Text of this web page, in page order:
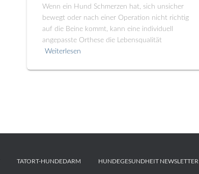
Wenn ein Hund Schmerzen hat, sich unsicher
bewegt oder nach einer Operation nicht richtig
auf die Beine kommt, kann eine individuell
angepasste Orthese die Lebensqualität
Weiterlesen
TATORT-HUNDEDARM HUNDEGESUNDHEIT NEWSLETTER